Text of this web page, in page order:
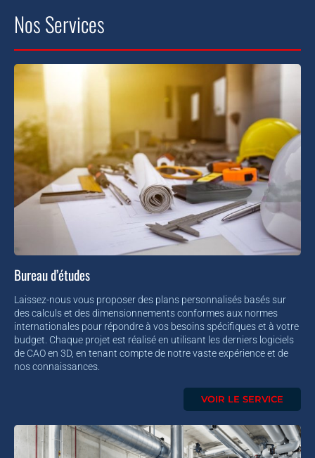
Nos Services
Bureau d’études
Laissez-nous vous proposer des plans personnalisés basés sur
des calculs et des dimensionnements conformes aux normes
internationales pour répondre à vos besoins spécifiques et à votre
budget. Chaque projet est réalisé en utilisant les derniers logiciels
de CAO en 3D, en tenant compte de notre vaste expérience et de
nos connaissances.
VOIR LE SERVICE